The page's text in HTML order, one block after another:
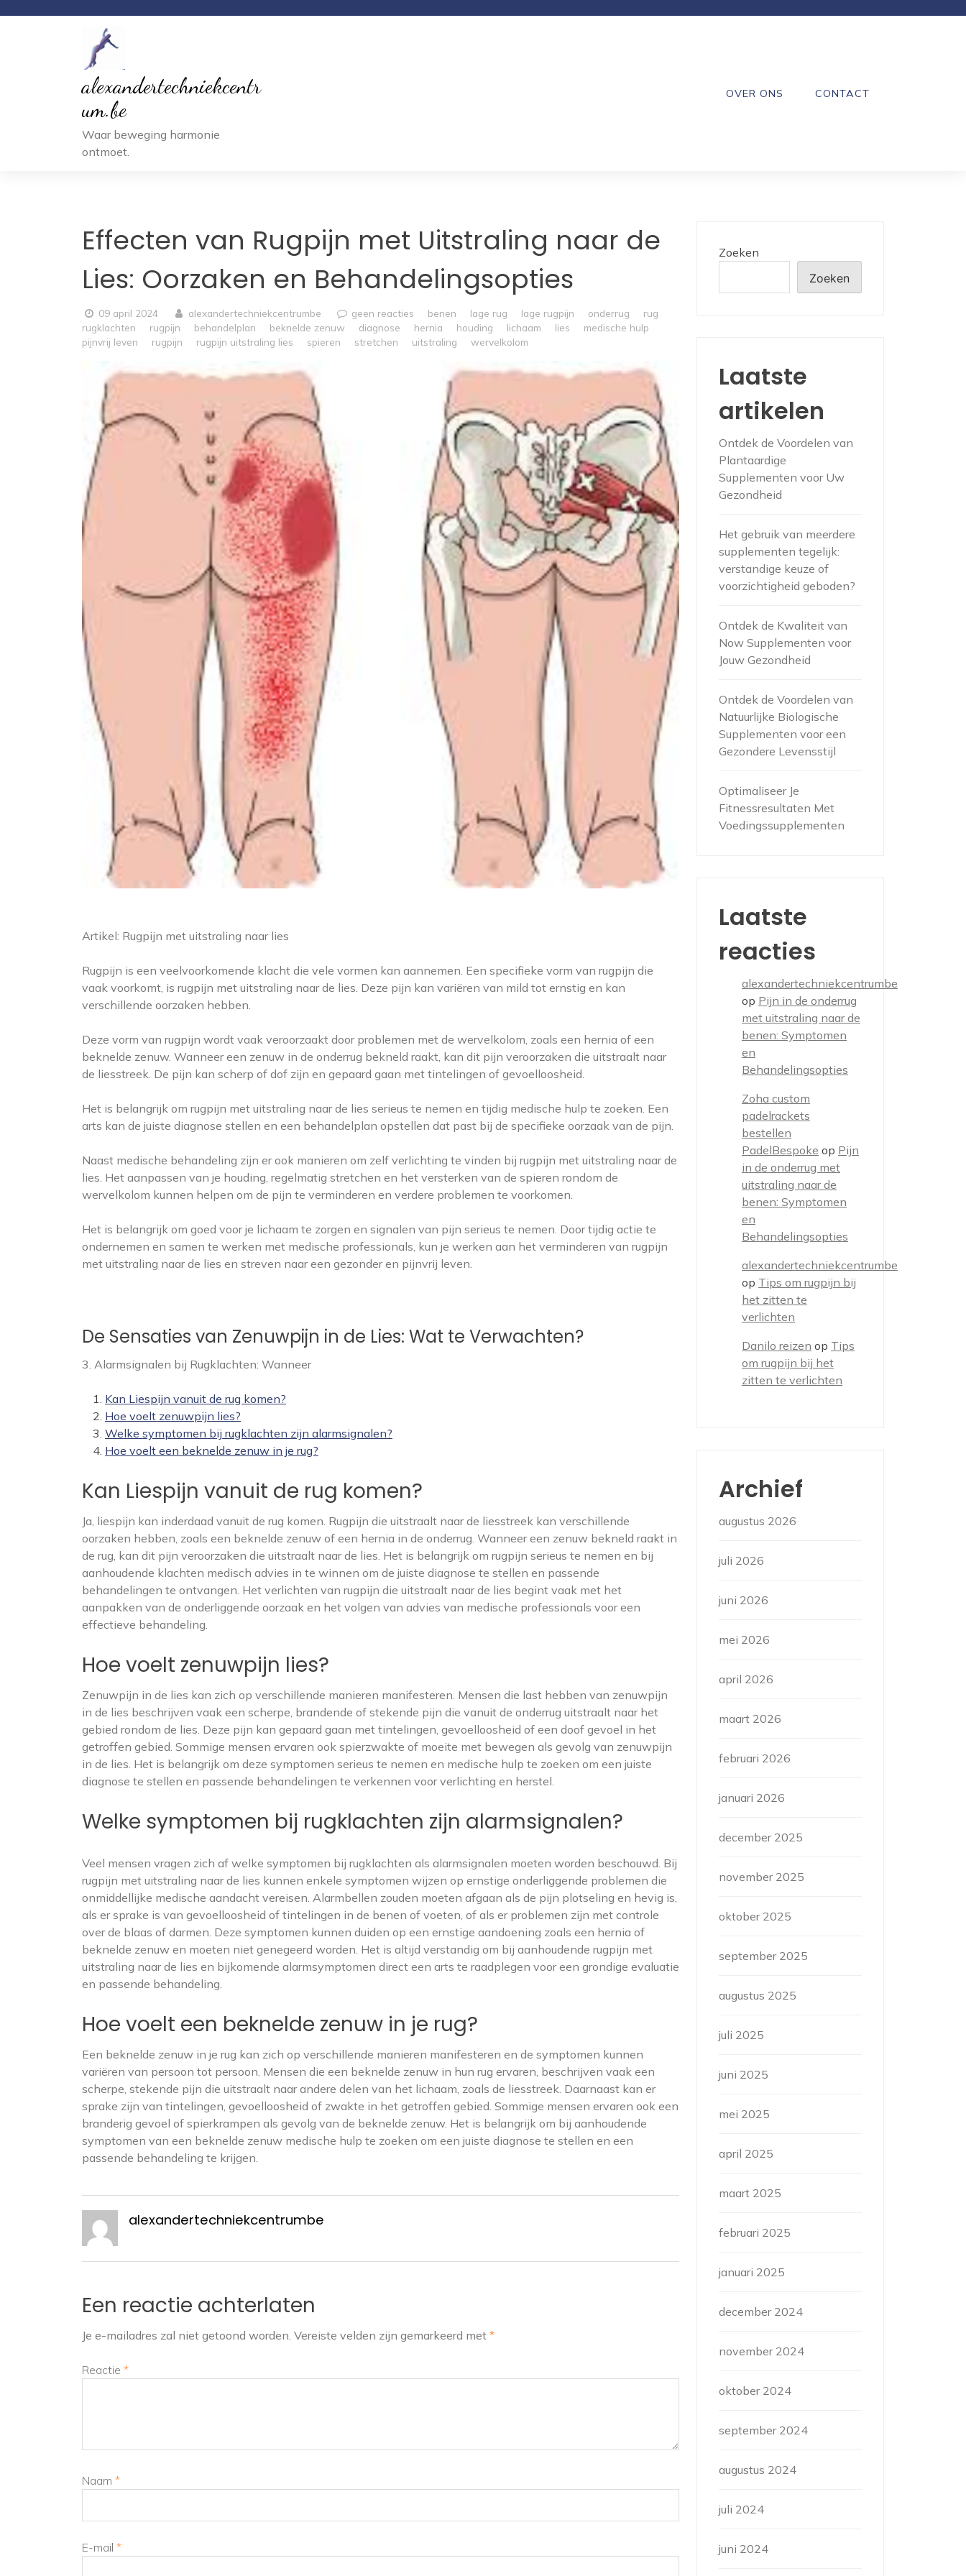
alexandertechniekcentr
um.be
Waar beweging harmonie
ontmoet.
OVER ONS CONTACT
Effecten van Rugpijn met Uitstraling naar de
Lies: Oorzaken en Behandelingsopties
09 april 2024 alexandertechniekcentrumbe geen reacties benen lage rug lage rugpijn onderrug
rug
rugklachten
rugpijn behandelplan beknelde zenuw diagnose hernia houding lichaam lies
medische hulp
pijnvrij leven
rugpijn rugpijn uitstraling lies spieren stretchen uitstraling wervelkolom
Artikel: Rugpijn met uitstraling naar lies
Rugpijn is een veelvoorkomende klacht die vele vormen kan aannemen. Een specifieke vorm van rugpijn die
vaak voorkomt, is rugpijn met uitstraling naar de lies. Deze pijn kan variëren van mild tot ernstig en kan
verschillende oorzaken hebben.
Deze vorm van rugpijn wordt vaak veroorzaakt door problemen met de wervelkolom, zoals een hernia of een
beknelde zenuw. Wanneer een zenuw in de onderrug bekneld raakt, kan dit pijn veroorzaken die uitstraalt naar
de liesstreek. De pijn kan scherp of dof zijn en gepaard gaan met tintelingen of gevoelloosheid.
Het is belangrijk om rugpijn met uitstraling naar de lies serieus te nemen en tijdig medische hulp te zoeken. Een
arts kan de juiste diagnose stellen en een behandelplan opstellen dat past bij de specifieke oorzaak van de pijn.
Naast medische behandeling zijn er ook manieren om zelf verlichting te vinden bij rugpijn met uitstraling naar de
lies. Het aanpassen van je houding, regelmatig stretchen en het versterken van de spieren rondom de
wervelkolom kunnen helpen om de pijn te verminderen en verdere problemen te voorkomen.
Het is belangrijk om goed voor je lichaam te zorgen en signalen van pijn serieus te nemen. Door tijdig actie te
ondernemen en samen te werken met medische professionals, kun je werken aan het verminderen van rugpijn
met uitstraling naar de lies en streven naar een gezonder en pijnvrij leven.
De Sensaties van Zenuwpijn in de Lies: Wat te Verwachten?
3. Alarmsignalen bij Rugklachten: Wanneer
Kan Liespijn vanuit de rug komen?
Hoe voelt zenuwpijn lies?
Welke symptomen bij rugklachten zijn alarmsignalen?
Hoe voelt een beknelde zenuw in je rug?
Kan Liespijn vanuit de rug komen?
Ja, liespijn kan inderdaad vanuit de rug komen. Rugpijn die uitstraalt naar de liesstreek kan verschillende
oorzaken hebben, zoals een beknelde zenuw of een hernia in de onderrug. Wanneer een zenuw bekneld raakt in
de rug, kan dit pijn veroorzaken die uitstraalt naar de lies. Het is belangrijk om rugpijn serieus te nemen en bij
aanhoudende klachten medisch advies in te winnen om de juiste diagnose te stellen en passende
behandelingen te ontvangen. Het verlichten van rugpijn die uitstraalt naar de lies begint vaak met het
aanpakken van de onderliggende oorzaak en het volgen van advies van medische professionals voor een
effectieve behandeling.
Hoe voelt zenuwpijn lies?
Zenuwpijn in de lies kan zich op verschillende manieren manifesteren. Mensen die last hebben van zenuwpijn
in de lies beschrijven vaak een scherpe, brandende of stekende pijn die vanuit de onderrug uitstraalt naar het
gebied rondom de lies. Deze pijn kan gepaard gaan met tintelingen, gevoelloosheid of een doof gevoel in het
getroffen gebied. Sommige mensen ervaren ook spierzwakte of moeite met bewegen als gevolg van zenuwpijn
in de lies. Het is belangrijk om deze symptomen serieus te nemen en medische hulp te zoeken om een juiste
diagnose te stellen en passende behandelingen te verkennen voor verlichting en herstel.
Welke symptomen bij rugklachten zijn alarmsignalen?
Veel mensen vragen zich af welke symptomen bij rugklachten als alarmsignalen moeten worden beschouwd. Bij
rugpijn met uitstraling naar de lies kunnen enkele symptomen wijzen op ernstige onderliggende problemen die
onmiddellijke medische aandacht vereisen. Alarmbellen zouden moeten afgaan als de pijn plotseling en hevig is,
als er sprake is van gevoelloosheid of tintelingen in de benen of voeten, of als er problemen zijn met controle
over de blaas of darmen. Deze symptomen kunnen duiden op een ernstige aandoening zoals een hernia of
beknelde zenuw en moeten niet genegeerd worden. Het is altijd verstandig om bij aanhoudende rugpijn met
uitstraling naar de lies en bijkomende alarmsymptomen direct een arts te raadplegen voor een grondige evaluatie
en passende behandeling.
Hoe voelt een beknelde zenuw in je rug?
Een beknelde zenuw in je rug kan zich op verschillende manieren manifesteren en de symptomen kunnen
variëren van persoon tot persoon. Mensen die een beknelde zenuw in hun rug ervaren, beschrijven vaak een
scherpe, stekende pijn die uitstraalt naar andere delen van het lichaam, zoals de liesstreek. Daarnaast kan er
sprake zijn van tintelingen, gevoelloosheid of zwakte in het getroffen gebied. Sommige mensen ervaren ook een
branderig gevoel of spierkrampen als gevolg van de beknelde zenuw. Het is belangrijk om bij aanhoudende
symptomen van een beknelde zenuw medische hulp te zoeken om een juiste diagnose te stellen en een
passende behandeling te krijgen.
alexandertechniekcentrumbe
Een reactie achterlaten
Je e-mailadres zal niet getoond worden. Vereiste velden zijn gemarkeerd met *
Reactie *
Naam *
E-mail *
Zoeken
Zoeken
Laatste
artikelen
Ontdek de Voordelen van
Plantaardige
Supplementen voor Uw
Gezondheid
Het gebruik van meerdere
supplementen tegelijk:
verstandige keuze of
voorzichtigheid geboden?
Ontdek de Kwaliteit van
Now Supplementen voor
Jouw Gezondheid
Ontdek de Voordelen van
Natuurlijke Biologische
Supplementen voor een
Gezondere Levensstijl
Optimaliseer Je
Fitnessresultaten Met
Voedingssupplementen
Laatste
reacties
alexandertechniekcentrumbe
op Pijn in de onderrug
met uitstraling naar de
benen: Symptomen
en
Behandelingsopties
Zoha custom
padelrackets
bestellen
PadelBespoke op Pijn
in de onderrug met
uitstraling naar de
benen: Symptomen
en
Behandelingsopties
alexandertechniekcentrumbe
op Tips om rugpijn bij
het zitten te
verlichten
Danilo reizen op Tips
om rugpijn bij het
zitten te verlichten
Archief
augustus 2026
juli 2026
juni 2026
mei 2026
april 2026
maart 2026
februari 2026
januari 2026
december 2025
november 2025
oktober 2025
september 2025
augustus 2025
juli 2025
juni 2025
mei 2025
april 2025
maart 2025
februari 2025
januari 2025
december 2024
november 2024
oktober 2024
september 2024
augustus 2024
juli 2024
juni 2024